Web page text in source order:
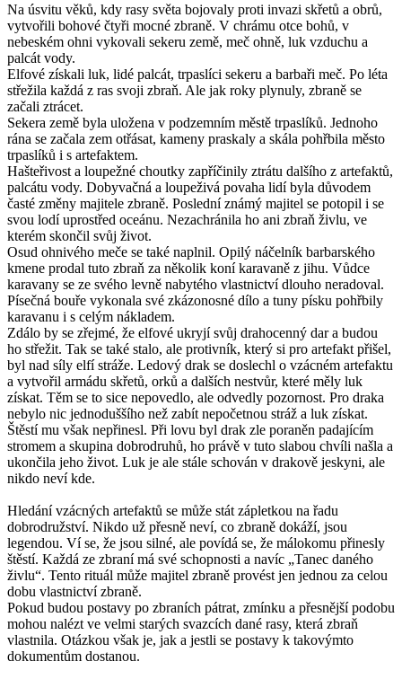
Na úsvitu věků, kdy rasy světa bojovaly proti invazi skřetů a obrů,
vytvořili bohové čtyři mocné zbraně. V chrámu otce bohů, v
nebeském ohni vykovali sekeru země, meč ohně, luk vzduchu a
palcát vody.
Elfové získali luk, lidé palcát, trpaslíci sekeru a barbaři meč. Po léta
střežila každá z ras svoji zbraň. Ale jak roky plynuly, zbraně se
začali ztrácet.
Sekera země byla uložena v podzemním městě trpaslíků. Jednoho
rána se začala zem otřásat, kameny praskaly a skála pohřbila město
trpaslíků i s artefaktem.
Hašteřivost a loupežné choutky zapříčinily ztrátu dalšího z artefaktů,
palcátu vody. Dobyvačná a loupeživá povaha lidí byla důvodem
časté změny majitele zbraně. Poslední známý majitel se potopil i se
svou lodí uprostřed oceánu. Nezachránila ho ani zbraň živlu, ve
kterém skončil svůj život.
Osud ohnivého meče se také naplnil. Opilý náčelník barbarského
kmene prodal tuto zbraň za několik koní karavaně z jihu. Vůdce
karavany se ze svého levně nabytého vlastnictví dlouho neradoval.
Písečná bouře vykonala své zkázonosné dílo a tuny písku pohřbily
karavanu i s celým nákladem.
Zdálo by se zřejmé, že elfové ukryjí svůj drahocenný dar a budou
ho střežit. Tak se také stalo, ale protivník, který si pro artefakt přišel,
byl nad síly elfí stráže. Ledový drak se doslechl o vzácném artefaktu
a vytvořil armádu skřetů, orků a dalších nestvůr, které měly luk
získat. Těm se to sice nepovedlo, ale odvedly pozornost. Pro draka
nebylo nic jednoduššího než zabít nepočetnou stráž a luk získat.
Štěstí mu však nepřinesl. Při lovu byl drak zle poraněn padajícím
stromem a skupina dobrodruhů, ho právě v tuto slabou chvíli našla a
ukončila jeho život. Luk je ale stále schován v drakově jeskyni, ale
nikdo neví kde.
Hledání vzácných artefaktů se může stát zápletkou na řadu
dobrodružství. Nikdo už přesně neví, co zbraně dokáží, jsou
legendou. Ví se, že jsou silné, ale povídá se, že málokomu přinesly
štěstí. Každá ze zbraní má své schopnosti a navíc „Tanec daného
živlu“. Tento rituál může majitel zbraně provést jen jednou za celou
dobu vlastnictví zbraně.
Pokud budou postavy po zbraních pátrat, zmínku a přesnější podobu
mohou nalézt ve velmi starých svazcích dané rasy, která zbraň
vlastnila. Otázkou však je, jak a jestli se postavy k takovýmto
dokumentům dostanou.